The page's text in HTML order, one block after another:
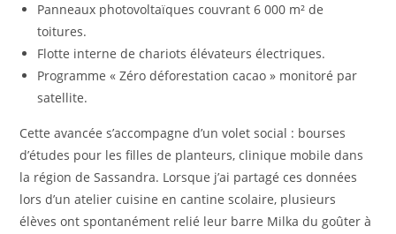
Panneaux photovoltaïques couvrant 6 000 m² de
toitures.
Flotte interne de chariots élévateurs électriques.
Programme « Zéro déforestation cacao » monitoré par
satellite.
Cette avancée s’accompagne d’un volet social : bourses
d’études pour les filles de planteurs, clinique mobile dans
la région de Sassandra. Lorsque j’ai partagé ces données
lors d’un atelier cuisine en cantine scolaire, plusieurs
élèves ont spontanément relié leur barre Milka du goûter à